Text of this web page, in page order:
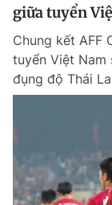
Đọc Thanh
Theo dõi báo trên
giữa tuyển
Chung kết AFF
tuyển Việt Nam
đụng độ Thái